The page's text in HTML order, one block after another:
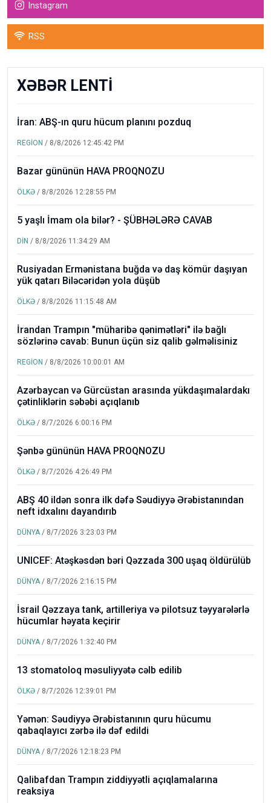
Instagram
RSS
XƏBƏR LENTİ
İran: ABŞ-ın quru hücum planını pozduq
REGİON / 8/8/2026 12:45:42 PM
Bazar gününün HAVA PROQNOZU
ÖLKƏ / 8/8/2026 12:28:55 PM
5 yaşlı İmam ola bilər? - ŞÜBHƏLƏRƏ CAVAB
DİN / 8/8/2026 11:34:29 AM
Rusiyadan Ermənistana buğda və daş kömür daşıyan
yük qatarı Biləcəridən yola düşüb
ÖLKƏ / 8/8/2026 11:15:48 AM
İrandan Trampın "müharibə qənimətləri" ilə bağlı
sözlərinə cavab: Bunun üçün siz qalib gəlməlisiniz
REGİON / 8/8/2026 10:00:01 AM
Azərbaycan və Gürcüstan arasında yükdaşımalardakı
çətinliklərin səbəbi açıqlanıb
ÖLKƏ / 8/7/2026 6:00:16 PM
Şənbə gününün HAVA PROQNOZU
ÖLKƏ / 8/7/2026 4:26:49 PM
ABŞ 40 ildən sonra ilk dəfə Səudiyyə Ərəbistanından
neft idxalını dayandırıb
DÜNYA / 8/7/2026 3:23:03 PM
UNICEF: Atəşkəsdən bəri Qəzzada 300 uşaq öldürülüb
DÜNYA / 8/7/2026 2:16:15 PM
İsrail Qəzzaya tank, artilleriya və pilotsuz təyyarələrlə
hücumlar həyata keçirir
DÜNYA / 8/7/2026 1:32:40 PM
13 stomatoloq məsuliyyətə cəlb edilib
ÖLKƏ / 8/7/2026 12:39:01 PM
Yəmən: Səudiyyə Ərəbistanının quru hücumu
qabaqlayıcı zərbə ilə dəf edildi
DÜNYA / 8/7/2026 12:18:23 PM
Qalibafdan Trampın ziddiyyətli açıqlamalarına
reaksiya